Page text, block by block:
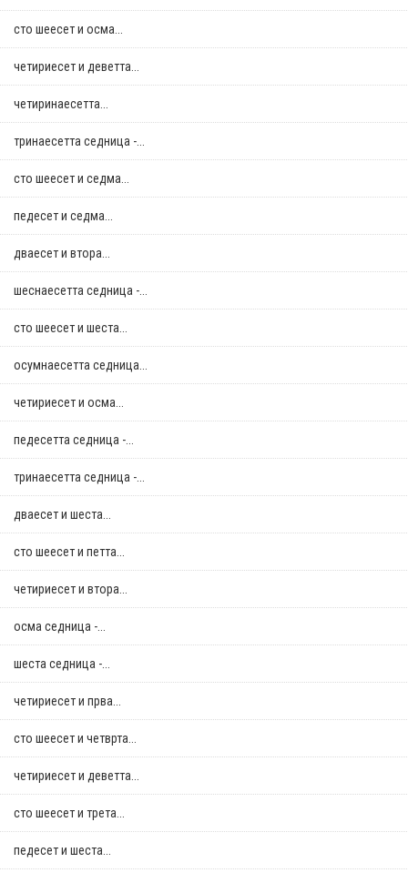
сто шеесет и осма...
четириесет и деветта...
четиринаесетта...
тринаесетта седница -...
сто шеесет и седма...
педесет и седма...
дваесет и втора...
шеснаесетта седница -...
сто шеесет и шеста...
осумнaесетта седница...
четириесет и осма...
педесетта седница -...
тринаесетта седница -...
дваесет и шеста...
сто шеесет и петта...
четириесет и втора...
осма седница -...
шеста седница -...
четириесет и прва...
сто шеесет и четврта...
четириесет и деветта...
сто шеесет и трета...
педесет и шеста...